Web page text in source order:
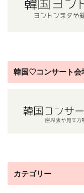
韓国♡コンサート会
カテゴリー